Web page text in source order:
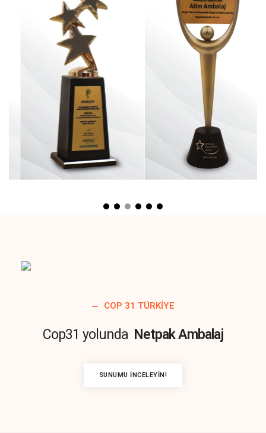
COP 31 TÜRKIYE
Cop31 yolunda Netpak Ambalaj
SUNUMU İNCELEYIN!